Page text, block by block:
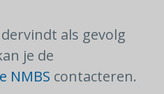
als gevolg
je de
NMBS contacteren.